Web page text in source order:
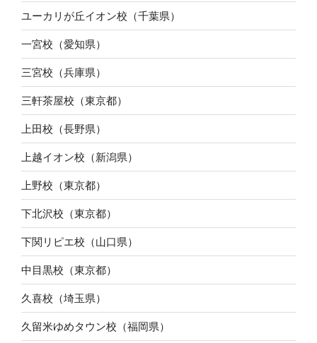
ユーカリが丘イオン校（千葉県）
一宮校（愛知県）
三宮校（兵庫県）
三軒茶屋校（東京都）
上田校（長野県）
上越イオン校（新潟県）
上野校（東京都）
下北沢校（東京都）
下関リピエ校（山口県）
中目黒校（東京都）
久喜校（埼玉県）
久留米ゆめタウン校（福岡県）